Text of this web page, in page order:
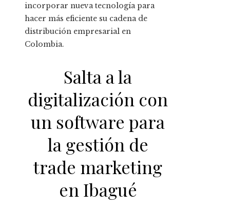
incorporar nueva tecnología para
hacer más eficiente su cadena de
distribución empresarial en
Colombia.
Salta a la
digitalización con
un software para
la gestión de
trade marketing
en Ibagué